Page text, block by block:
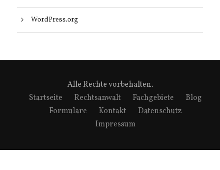
WordPress.org
Alle Rechte vorbehalten.
Startseite
Rechtsanwalt Fachgebiete
Blog
Formulare
Kontakt
Datenschutz
Impressum